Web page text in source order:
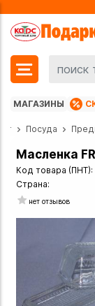
МАГАЗИНЫ
Посуда
Масленка
Код товара (ПНТ):
Страна:
нет отзывов